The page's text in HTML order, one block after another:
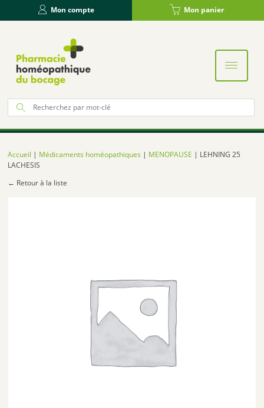
Mon compte Mon panier
:
Accueil | Médicaments homéopathiques | MENOPAUSE | LEHNING 25
LACHESIS
← Retour à la liste
Panneau de gestion des cookies